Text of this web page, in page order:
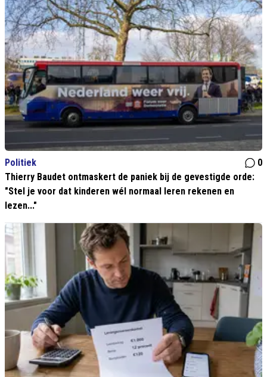
Politiek
0
Thierry Baudet ontmaskert de paniek bij de gevestigde orde:
"Stel je voor dat kinderen wél normaal leren rekenen en
lezen..."